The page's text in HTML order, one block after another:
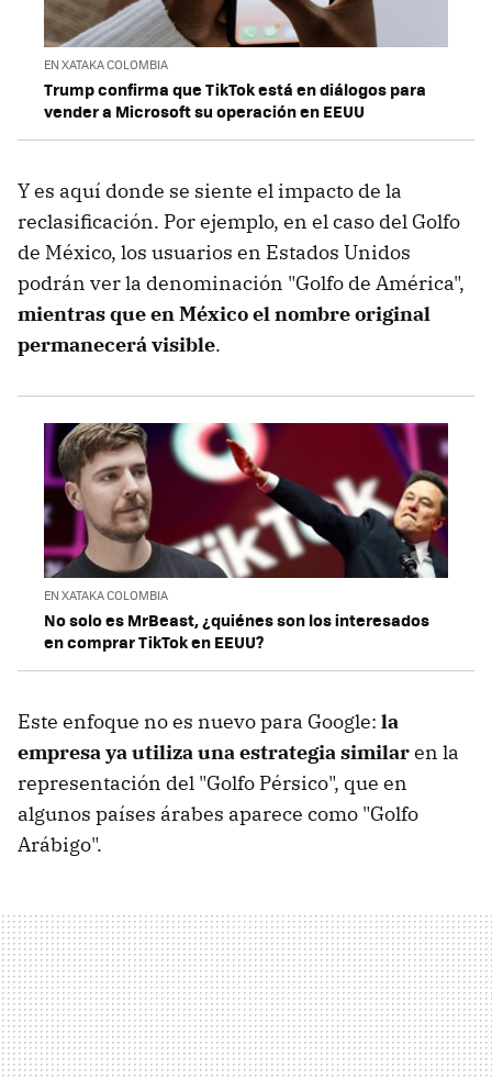
EN XATAKA COLOMBIA
Trump confirma que TikTok está en diálogos para
vender a Microsoft su operación en EEUU
Y es aquí donde se siente el impacto de la
reclasificación. Por ejemplo, en el caso del Golfo
de México, los usuarios en Estados Unidos
podrán ver la denominación "Golfo de América",
mientras que en México el nombre original
permanecerá visible.
EN XATAKA COLOMBIA
No solo es MrBeast, ¿quiénes son los interesados
en comprar TikTok en EEUU?
Este enfoque no es nuevo para Google: la
empresa ya utiliza una estrategia similaren la
representación del "Golfo Pérsico", que en
algunos países árabes aparece como "Golfo
Arábigo".